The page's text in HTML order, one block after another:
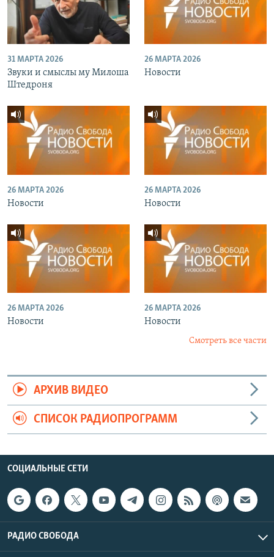
31 МАРТА 2026
Звуки и смыслы му Милоша
Штедроня
26 МАРТА 2026
Новости
26 МАРТА 2026
Новости
26 МАРТА 2026
Новости
26 МАРТА 2026
Новости
26 МАРТА 2026
Новости
Смотреть все части
АРХИВ ВИДЕО
СПИСОК РАДИОПРОГРАММ
СОЦИАЛЬНЫЕ СЕТИ
РАДИО СВОБОДА